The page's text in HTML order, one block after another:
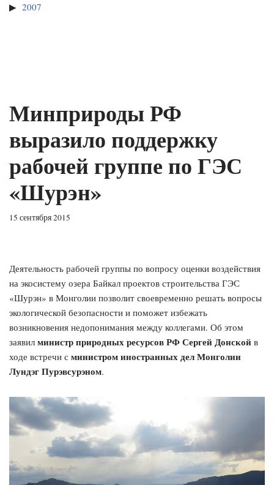
2007
Минприроды РФ
выразило поддержку
рабочей группе по ГЭС
«Шурэн»
15 сентября 2015
Деятельность рабочей группы по вопросу оценки воздействия
на экосистему озера Байкал проектов строительства ГЭС
«Шурэн» в Монголии позволит своевременно решать вопросы
экологической безопасности и поможет избежать
возникновения недопонимания между коллегами. Об этом
заявил министр природных ресурсов РФ Сергей Донской в
ходе встречи с министром иностранных дел Монголии
Лундэг Пурэвсурэном.